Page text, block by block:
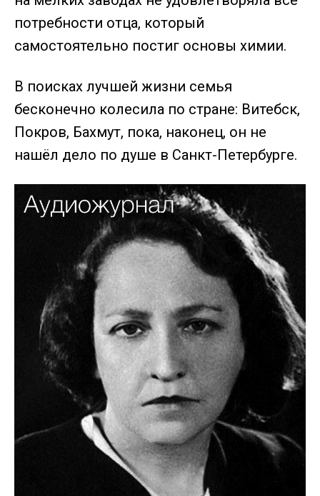
потребности отца, который
самостоятельно постиг основы химии.
В поисках лучшей жизни семья
бесконечно колесила по стране: Витебск,
Покров, Бахмут, пока, наконец, он не
нашёл дело по душе в Санкт-Петербурге.